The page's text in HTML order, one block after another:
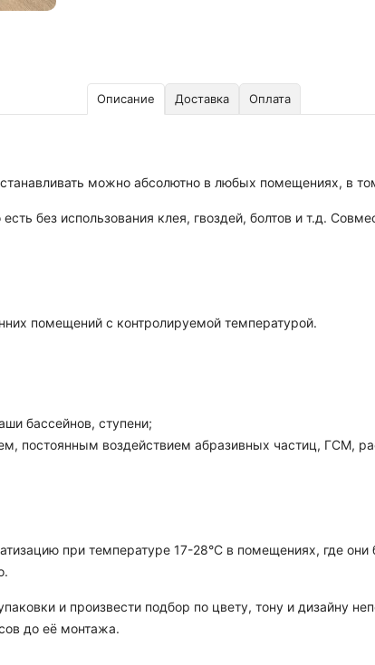
Описание Доставка Оплата
можно абсолютно в любых помещениях, в
без использования клея, гвоздей, болтов и т.д.
помещений с контролируемой температурой.
бассейнов, ступени;
постоянным воздействием абразивных частиц, ГСМ,
при температуре 17-28°C в помещениях, где они
и произвести подбор по цвету, тону и дизайну
до её монтажа.